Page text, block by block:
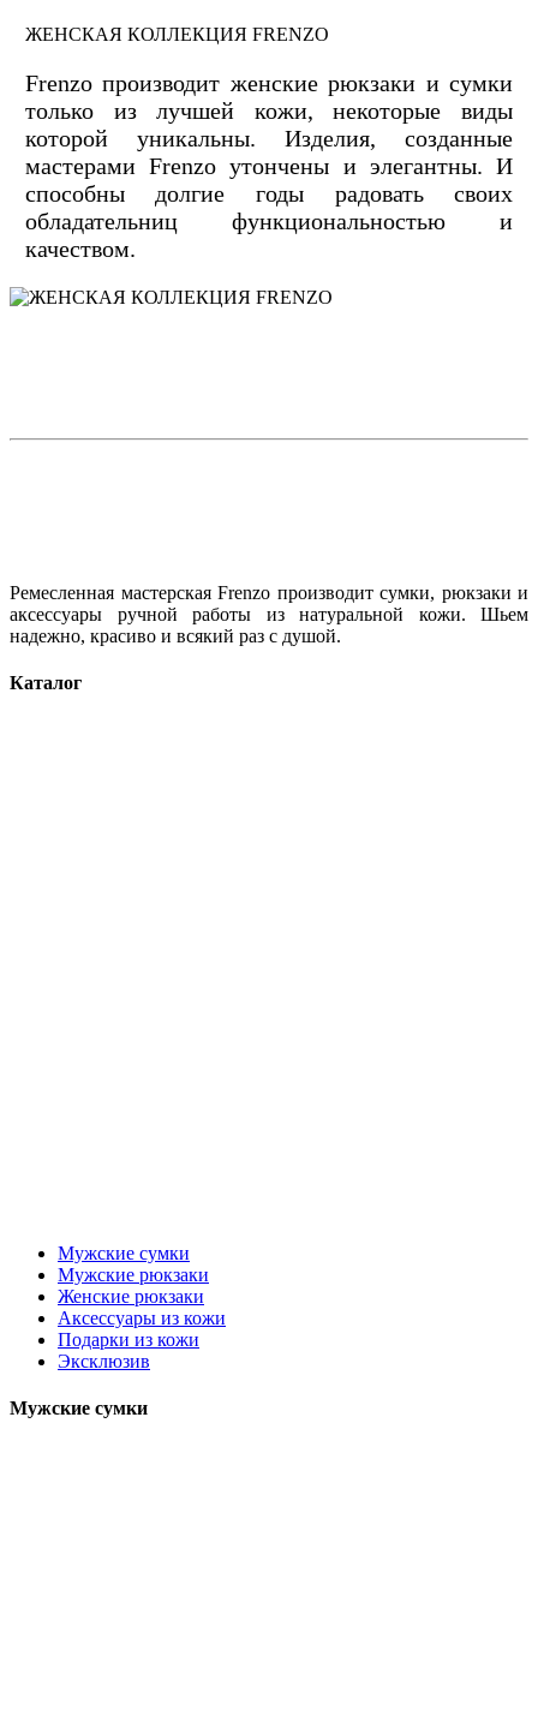
ЖЕНСКАЯ КОЛЛЕКЦИЯ FRENZO
Frenzo производит женские рюкзаки и сумки
только из лучшей кожи, некоторые виды
которой уникальны. Изделия, созданные
мастерами Frenzo утончены и элегантны. И
способны долгие годы радовать своих
обладательниц функциональностью и
качеством.
Ремесленная мастерская Frenzo производит сумки, рюкзаки и
аксессуары ручной работы из натуральной кожи. Шьем
надежно, красиво и всякий раз с душой.
Каталог
Мужские сумки
Мужские рюкзаки
Женские рюкзаки
Аксессуары из кожи
Подарки из кожи
Эксклюзив
Мужские сумки